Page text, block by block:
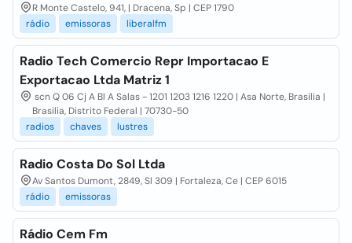
R Monte Castelo, 941, | Dracena, Sp | CEP 1790
rádio
emissoras liberalfm
Radio Tech Comercio Repr Importacao E
Exportacao Ltda Matriz 1
scn Q 06 Cj A Bl A Salas - 1201 1203 1216 1220 | Asa Norte, Brasilia |
Brasilia, Distrito Federal | 70730-50
radios
chaves lustres
Radio Costa Do Sol Ltda
Av Santos Dumont, 2849, Sl 309 | Fortaleza, Ce | CEP 6015
rádio
emissoras
Rádio Cem Fm